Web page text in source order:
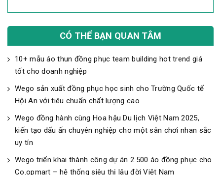
CÓ THỂ BẠN QUAN TÂM
10+ mẫu áo thun đồng phục team building hot trend giá
tốt cho doanh nghiệp
Wego sản xuất đồng phục học sinh cho Trường Quốc tế
Hội An với tiêu chuẩn chất lượng cao
Wego đồng hành cùng Hoa hậu Du lịch Việt Nam 2025,
kiến tạo dấu ấn chuyên nghiệp cho một sân chơi nhan sắc
uy tín
Wego triển khai thành công dự án 2.500 áo đồng phục cho
Co.opmart – hệ thống siêu thị lâu đời Việt Nam